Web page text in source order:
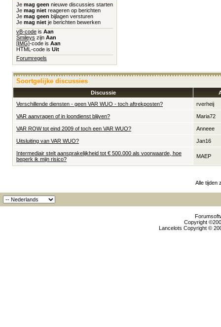
Je mag geen nieuwe discussies starten
Je mag niet reageren op berichten
Je mag geen bijlagen versturen
Je mag niet je berichten bewerken
vB-code is Aan
Smileys zijn Aan
[IMG]-code is Aan
HTML-code is Uit
Forumregels
Soortgelijke discussies
Discussie
Verschillende diensten - geen VAR WUO - toch aftrekposten?
rverheij
VAR aanvragen of in loondienst blijven? Maria72
VAR ROW tot eind 2009 of toch een VAR WUO? Anneee
Uitsluiting van VAR WUO? Jan16
Intermediair stelt aansprakelijkheid tot € 500.000 als voorwaarde, hoe
beperk ik mijn risico?
MAEP
Alle tijden
Copyright
Lancelots Copyright ©